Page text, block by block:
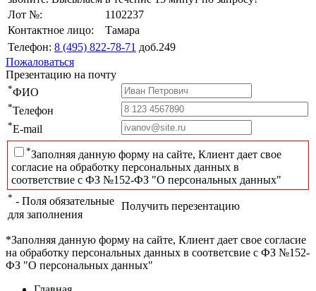
Лот №:
1102237
Контактное лицо:
Тамара
Телефон: 8 (495) 822-78-71 доб.249
Пожаловаться
Презентацию на почту
*ФИО
*Телефон
*E-mail
*Заполняя данную форму на сайте, Клиент дает свое
согласие на обработку персональных данных в
соответствие с ФЗ №152-ФЗ "О персональных данных"
* - Поля обязательные
для заполнения
Получить перезентацию
*Заполняя данную форму на сайте, Клиент дает свое согласие
на обработку персональных данных в соответсвие с ФЗ №152-
ФЗ "О персональных данных"